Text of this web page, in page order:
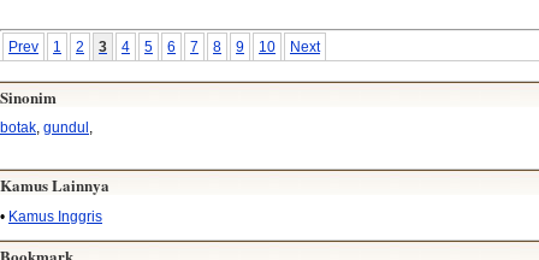
Prev 1 2 3 4 5 6 7 8 9 10 Next
Sinonim
botak, gundul ,
Kamus Lainnya
• Kamus Inggris
Bookmark